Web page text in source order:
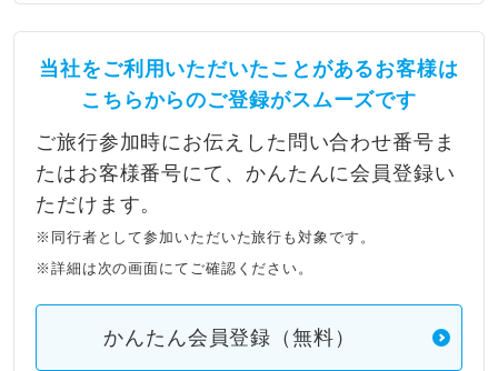
当社をご利用いただいたことがあるお客様は
こちらからのご登録がスムーズです
ご旅行参加時にお伝えした問い合わせ番号ま
たはお客様番号にて、かんたんに会員登録い
ただけます。
※同行者として参加いただいた旅行も対象です。
※詳細は次の画面にてご確認ください。
かんたん会員登録（無料）